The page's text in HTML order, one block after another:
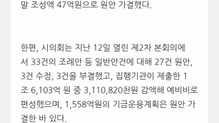
말 조성액 47억원으로 원안 가결했다.
한편 시의회는 지난 12일 열린 제 2차 본회의에
서 33건의 조례안 등 일반안건에 대해 27건 원안,
3건 수정 , 3건을 부결했고 집행기관이 제출한 1
조 6,103억 원 중 3,110,820천원 감액해 예비비로
편성했으며
, 1,558억원의 기금운용계획은 원안 가
결한 바 있다.